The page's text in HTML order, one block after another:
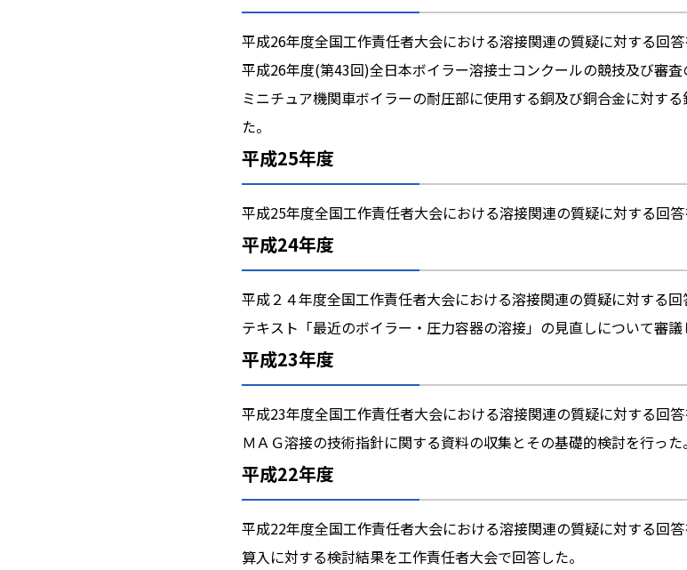
平成26年度全国工作責任者大会における溶接関連の質疑に対する回答
平成26年度(第43回)全日本ボイラー溶接士コンクールの競技及び審査
ミニチュア機関車ボイラーの耐圧部に使用する銅及び銅合金に対す
た。
平成25年度
平成25年度全国工作責任者大会における溶接関連の質疑に対する回答
平成24年度
平成２４年度全国工作責任者大会における溶接関連の質疑に対する回
テキスト「最近のボイラー・圧力容器の溶接」の見直しについて審議
平成23年度
平成23年度全国工作責任者大会における溶接関連の質疑に対する回答
ＭＡＧ溶接の技術指針に関する資料の収集とその基礎的検討を行った。
平成22年度
平成22年度全国工作責任者大会における溶接関連の質疑に対する回
算入に対する検討結果を工作責任者大会で回答した。